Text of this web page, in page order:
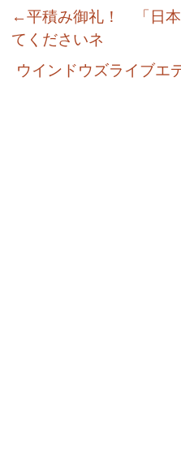
←平積み御礼！ 「日
てくださいネ
ウインドウズライブエ